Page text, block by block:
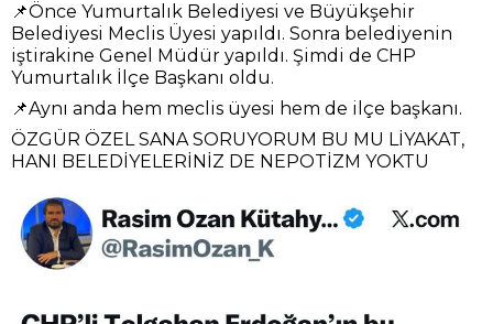
📌Önce Yumurtalık Belediyesi ve Büyükşehir
Belediyesi Meclis Üyesi yapıldı. Sonra belediyenin
iştirakine Genel Müdür yapıldı. Şimdi de CHP
Yumurtalık İlçe Başkanı oldu.
📌Aynı anda hem meclis üyesi hem de ilçe başkanı.
ÖZGÜR ÖZEL SANA SORUYORUM BU MU LİYAKAT,
HANI BELEDİYELERİNİZ DE NEPOTİZM YOKTU